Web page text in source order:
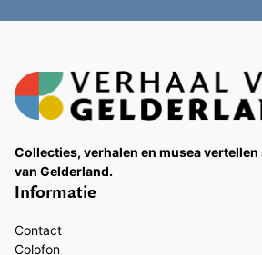
Collecties, verhalen en musea vertellen
van Gelderland.
Informatie
Contact
Colofon